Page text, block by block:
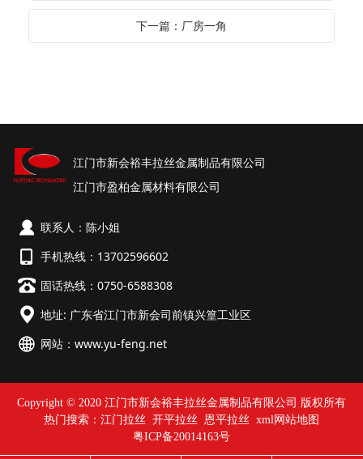
下一篇：厂房一角
江门市新会裕丰拉丝金属制品有限公司
江门市盈柏金属材料有限公司
联系人：陈小姐
手机热线：13702596602
固话热线：0750-6588308
地址: 广东省江门市新会司前镇兴篁工业区
网站： www.yu-feng.net
Copyright © 2020 江门市新会裕丰拉丝金属制品有限公司 版权所有
热门搜索： 江门拉丝 开平拉丝 恩平拉丝 xml网站地图
粤ICP备20014163号